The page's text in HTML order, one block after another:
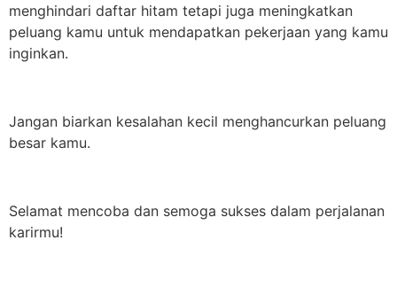
menghindari daftar hitam tetapi juga meningkatkan
peluang kamu untuk mendapatkan pekerjaan yang kamu
inginkan.
Jangan biarkan kesalahan kecil menghancurkan peluang
besar kamu.
Selamat mencoba dan semoga sukses dalam perjalanan
karirmu!